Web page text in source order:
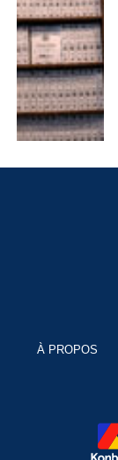
À PROPOS